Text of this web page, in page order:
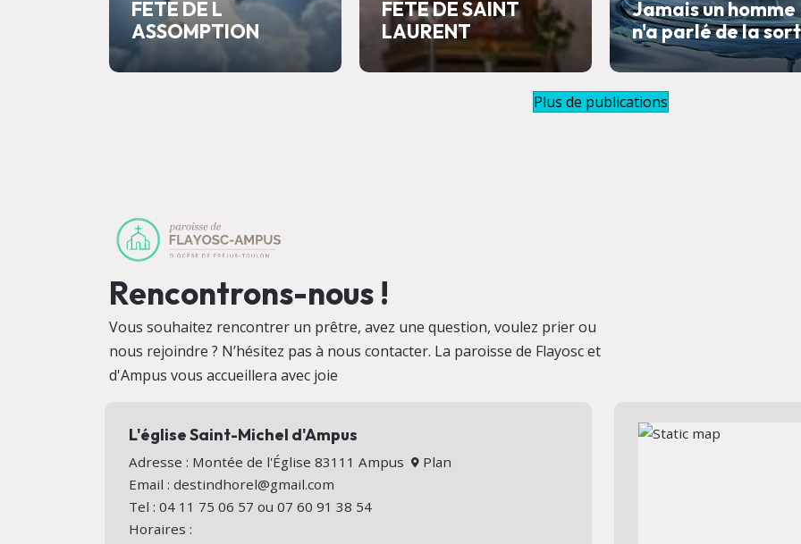
FETE DE L
ASSOMPTION
FETE DE SAINT
LAURENT
Jamais un homme
n'a parlé de la
Plus de publications
Rencontrons-nous !
Vous souhaitez rencontrer un prêtre, avez une question, voulez prier ou
nous rejoindre ? N’hésitez pas à nous contacter. La paroisse de Flayosc et
d'Ampus vous accueillera avec joie
L'église Saint-Michel d'Ampus
Adresse : Montée de l'Église 83111 Ampus
Plan
Email : destindhorel@gmail.com
Tel : 04 11 75 06 57 ou 07 60 91 38 54
Horaires :